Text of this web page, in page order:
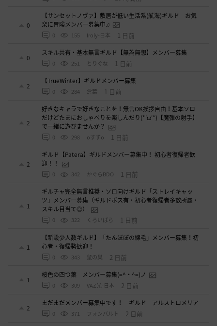
0
【サンセットノヴァ】敷居が低い生活系(航海)ギルド お気
楽に冒険メンバー募集中♫
0 155 Iroly-日本 1 日前
0
スキル共有・基本無言ギルド【無為無想】メンバー募集
0 251 とりぐな 1 日前
2
【TrueWinter】ギルドメンバー募集
0 284 倉葉 1 日前
2
好きなキャラで好きなことを！無言OK挨拶自由！基本ソロ
だけどたまにおしゃべりを楽しんだり(*'ω'*)【魔弾の射手】
で一緒に遊びませんか？
0 298 oすずo 1 日前
2
ギルド【Patera】ギルドメンバー募集中！ 初心者復帰者歓
迎！！
0 342 かぐらBDO 1 日前
1
ギルチャ完全無言推奨・ソロ向けギルド「ストレイキャッ
ツ」メンバー募集（ギルドボス有・初心者復帰者多数所属・
スキル目当て◎）
0 322 くろいばら 1 日前
1
【新設少人数ギルド】「たんぽぽの綿毛」メンバー募集！初
心者・復帰勢歓迎！
0 343 鼠の巣 2 日前
1
桜色の四つ葉 メンバー募集(=^・^=)ノ
0 309 VAZ光-日本 2 日前
2
まだまだメンバー募集中です！ ギルド アルストロメリア
0 371 フォンバルト 2 日前